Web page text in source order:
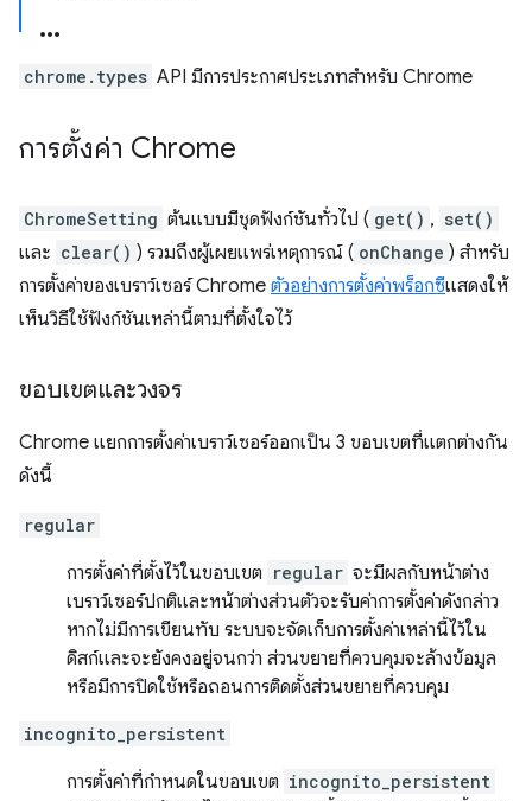
chrome.types API มีการประกาศประเภทสำหรับ Chrome
การตั้งค่า Chrome
ChromeSetting ต้นแบบมีชุดฟังก์ชันทั่วไป ( get() , set()
และ clear() ) รวมถึงผู้เผยแพร่เหตุการณ์ ( onChange ) สำหรับ
การตั้งค่าของเบราว์เซอร์ Chrome ตัวอย่างการตั้งค่าพร็อกซีแสดงให้
เห็นวิธีใช้ฟังก์ชันเหล่านี้ตามที่ตั้งใจไว้
ขอบเขตและวงจร
Chrome แยกการตั้งค่าเบราว์เซอร์ออกเป็น 3 ขอบเขตที่แตกต่างกัน
ดังนี้
regular
การตั้งค่าที่ตั้งไว้ในขอบเขต regular จะมีผลกับหน้าต่าง
เบราว์เซอร์ปกติและหน้าต่างส่วนตัวจะรับค่าการตั้งค่าดังกล่าว
หากไม่มีการเขียนทับ ระบบจะจัดเก็บการตั้งค่าเหล่านี้ไว้ใน
ดิสก์และจะยังคงอยู่จนกว่า ส่วนขยายที่ควบคุมจะล้างข้อมูล
หรือมีการปิดใช้หรือถอนการติดตั้งส่วนขยายที่ควบคุม
incognito_persistent
การตั้งค่าที่กำหนดในขอบเขต incognito_persistent